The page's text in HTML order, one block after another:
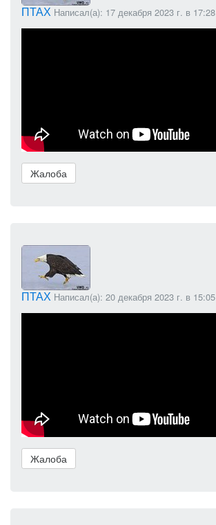
ПТАХ Написал(а): 17 декабря 2023 г. в 17:28
Жалоба
ПТАХ Написал(а): 20 декабря 2023 г. в 15:05
Жалоба